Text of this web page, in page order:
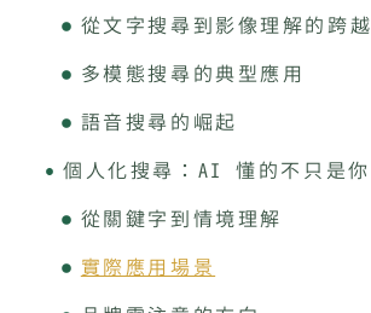
從文字搜尋到影像理解的跨越
多模態搜尋的典型應用
語音搜尋的崛起
從關鍵字到情境理解
實際應用場景